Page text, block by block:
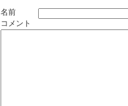
名前
コメント